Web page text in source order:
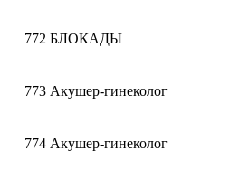
772 БЛОКАДЫ
773 Акушер-гинеколог
774 Акушер-гинеколог